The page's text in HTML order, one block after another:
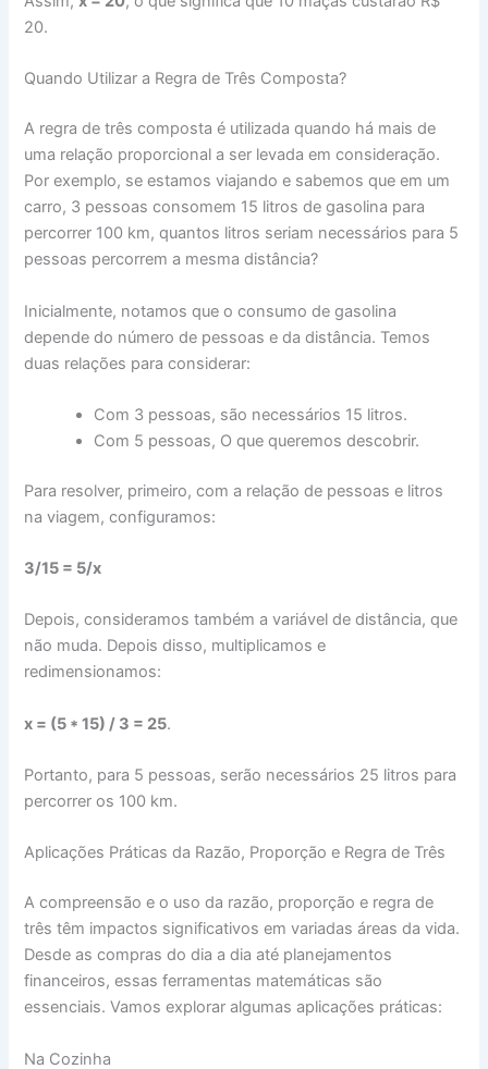
20.
Quando Utilizar a Regra de Três Composta?
A regra de três composta é utilizada quando há mais de
uma relação proporcional a ser levada em consideração.
Por exemplo, se estamos viajando e sabemos que em um
carro, 3 pessoas consomem 15 litros de gasolina para
percorrer 100 km, quantos litros seriam necessários para 5
pessoas percorrem a mesma distância?
Inicialmente, notamos que o consumo de gasolina
depende do número de pessoas e da distância. Temos
duas relações para considerar:
Com 3 pessoas, são necessários 15 litros.
Com 5 pessoas, O que queremos descobrir.
Para resolver, primeiro, com a relação de pessoas e litros
na viagem, configuramos:
3/15 = 5/x
Depois, consideramos também a variável de distância, que
não muda. Depois disso, multiplicamos e
redimensionamos:
x = (5 * 15) / 3 = 25.
Portanto, para 5 pessoas, serão necessários 25 litros para
percorrer os 100 km.
Aplicações Práticas da Razão, Proporção e Regra de Três
A compreensão e o uso da razão, proporção e regra de
três têm impactos significativos em variadas áreas da vida.
Desde as compras do dia a dia até planejamentos
financeiros, essas ferramentas matemáticas são
essenciais. Vamos explorar algumas aplicações práticas:
Na Cozinha